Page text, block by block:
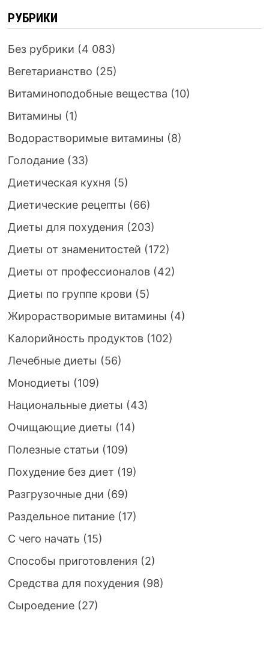
РУБРИКИ
Без рубрики (4 083)
Вегетарианство (25)
Витаминоподобные вещества (10)
Витамины (1)
Водорастворимые витамины (8)
Голодание(33)
Диетическая кухня (5)
Диетические рецепты (66)
Диеты для похудения (203)
Диеты от знаменитостей (172)
Диеты от профессионалов(42)
Диеты по группе крови (5)
Жирорастворимые витамины (4)
Калорийность продуктов(102)
Лечебные диеты (56)
Монодиеты (109)
Национальные диеты (43)
Очищающие диеты (14)
Полезные статьи (109)
Похудение без диет (19)
Разгрузочные дни (69)
Раздельное питание(17)
С чего начать (15)
Способы приготовления (2)
Средства для похудения (98)
Сыроедение(27)